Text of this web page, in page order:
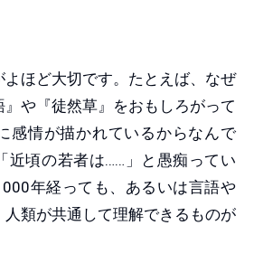
ほど大切です。たとえば、なぜ
や『徒然草』をおもしろがって
感情が描かれているからなんで
近頃の若者は……」と愚痴ってい
年経っても、あるいは言語や
類が共通して理解できるものが